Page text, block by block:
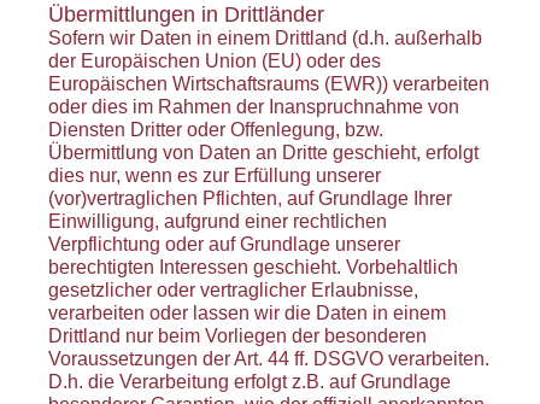
Übermittlungen in Drittländer
Sofern wir Daten in einem Drittland (d.h. außerhalb
der Europäischen Union (EU) oder des
Europäischen Wirtschaftsraums (EWR)) verarbeiten
oder dies im Rahmen der Inanspruchnahme von
Diensten Dritter oder Offenlegung, bzw.
Übermittlung von Daten an Dritte geschieht, erfolgt
dies nur, wenn es zur Erfüllung unserer
(vor)vertraglichen Pflichten, auf Grundlage Ihrer
Einwilligung, aufgrund einer rechtlichen
Verpflichtung oder auf Grundlage unserer
berechtigten Interessen geschieht. Vorbehaltlich
gesetzlicher oder vertraglicher Erlaubnisse,
verarbeiten oder lassen wir die Daten in einem
Drittland nur beim Vorliegen der besonderen
Voraussetzungen der Art. 44 ff. DSGVO verarbeiten.
D.h. die Verarbeitung erfolgt z.B. auf Grundlage